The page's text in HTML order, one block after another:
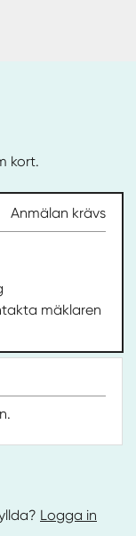
kort.
Anmälan krävs
mäklaren
Logga in